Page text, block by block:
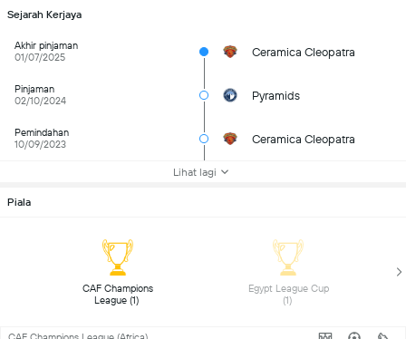
Sejarah Kerjaya
Akhir pinjaman
01/07/2025
Ceramica Cleopatra
Pinjaman
02/10/2024
Pyramids
Pemindahan
10/09/2023
Ceramica Cleopatra
Lihat lagi
Piala
CAF Champions
League (1)
Egypt League Cup
(1)